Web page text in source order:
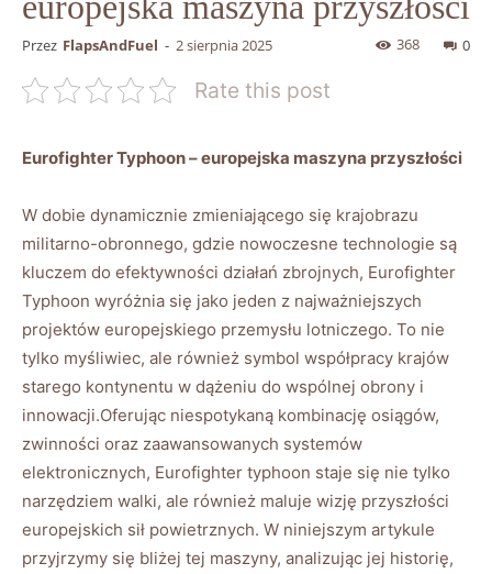
Przez FlapsAndFuel - 2 sierpnia 2025 0
368
Rate this post
Eurofighter Typhoon – europejska maszyna przyszłości
W dobie dynamicznie zmieniającego się krajobrazu
militarno-obronnego, gdzie nowoczesne technologie są
kluczem do efektywności działań zbrojnych, Eurofighter
Typhoon wyróżnia się jako jeden z najważniejszych
projektów europejskiego przemysłu lotniczego. To nie
tylko myśliwiec, ale również symbol współpracy krajów
starego kontynentu w dążeniu do wspólnej obrony i
innowacji.Oferując niespotykaną kombinację osiągów,
zwinności oraz zaawansowanych systemów
elektronicznych, Eurofighter typhoon staje się nie tylko
narzędziem walki, ale również maluje wizję przyszłości
europejskich sił powietrznych. W niniejszym artykule
przyjrzymy się bliżej tej maszyny, analizując jej historię,